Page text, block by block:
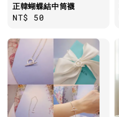
正韓蝴蝶結中筒襪
Regular
NT$ 50